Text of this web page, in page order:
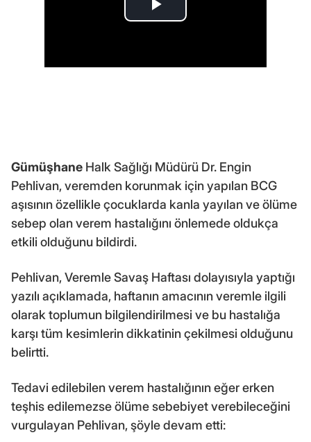
Gümüşhane Halk Sağlığı Müdürü Dr. Engin
Pehlivan, veremden korunmak için yapılan BCG
aşısının özellikle çocuklarda kanla yayılan ve ölüme
sebep olan verem hastalığını önlemede oldukça
etkili olduğunu bildirdi.
Pehlivan, Veremle Savaş Haftası dolayısıyla yaptığı
yazılı açıklamada, haftanın amacının veremle ilgili
olarak toplumun bilgilendirilmesi ve bu hastalığa
karşı tüm kesimlerin dikkatinin çekilmesi olduğunu
belirtti.
Tedavi edilebilen verem hastalığının eğer erken
teşhis edilemezse ölüme sebebiyet verebileceğini
vurgulayan Pehlivan, şöyle devam etti: